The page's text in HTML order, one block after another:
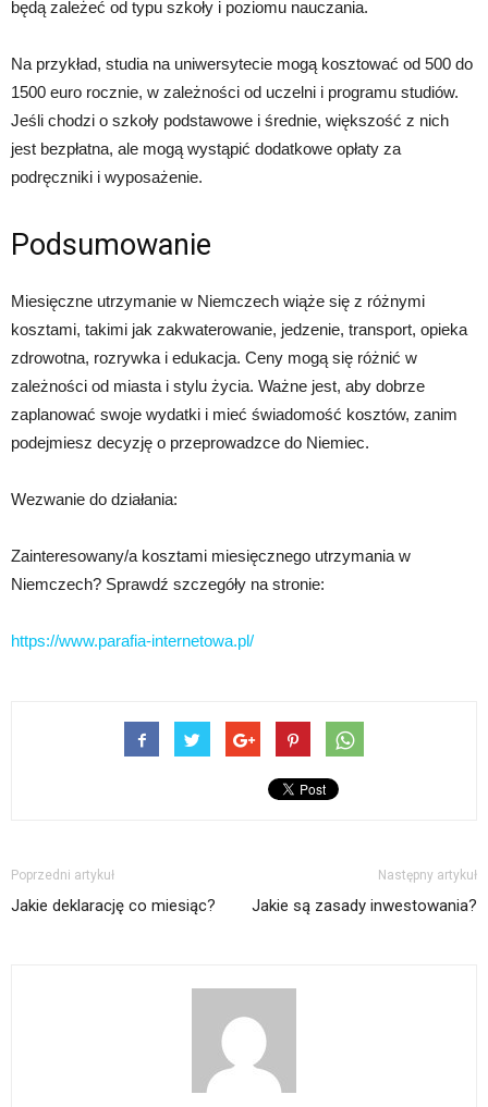
będą zależeć od typu szkoły i poziomu nauczania.
Na przykład, studia na uniwersytecie mogą kosztować od 500 do
1500 euro rocznie, w zależności od uczelni i programu studiów.
Jeśli chodzi o szkoły podstawowe i średnie, większość z nich
jest bezpłatna, ale mogą wystąpić dodatkowe opłaty za
podręczniki i wyposażenie.
Podsumowanie
Miesięczne utrzymanie w Niemczech wiąże się z różnymi
kosztami, takimi jak zakwaterowanie, jedzenie, transport, opieka
zdrowotna, rozrywka i edukacja. Ceny mogą się różnić w
zależności od miasta i stylu życia. Ważne jest, aby dobrze
zaplanować swoje wydatki i mieć świadomość kosztów, zanim
podejmiesz decyzję o przeprowadzce do Niemiec.
Wezwanie do działania:
Zainteresowany/a kosztami miesięcznego utrzymania w
Niemczech? Sprawdź szczegóły na stronie:
https://www.parafia-internetowa.pl/
Poprzedni artykuł
Jakie deklarację co miesiąc?
Następny artykuł
Jakie są zasady inwestowania?